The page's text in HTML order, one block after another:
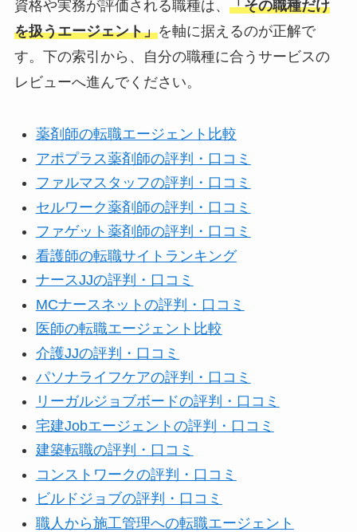
資格や実務が評価される職種は、 「その職種だけ
を扱うエージェント」を軸に据えるのが正解で
す。下の索引から、自分の職種に合うサービスの
レビューへ進んでください。
薬剤師の転職エージェント比較
アポプラス薬剤師の評判・口コミ
ファルマスタッフの評判・口コミ
セルワーク薬剤師の評判・口コミ
ファゲット薬剤師の評判・口コミ
看護師の転職サイトランキング
ナースJJの評判・口コミ
MCナースネットの評判・口コミ
医師の転職エージェント比較
介護JJの評判・口コミ
パソナライフケアの評判・口コミ
リーガルジョブボードの評判・口コミ
宅建Jobエージェントの評判・口コミ
建築転職の評判・口コミ
コンストワークの評判・口コミ
ビルドジョブの評判・口コミ
職人から施工管理への転職エージェント